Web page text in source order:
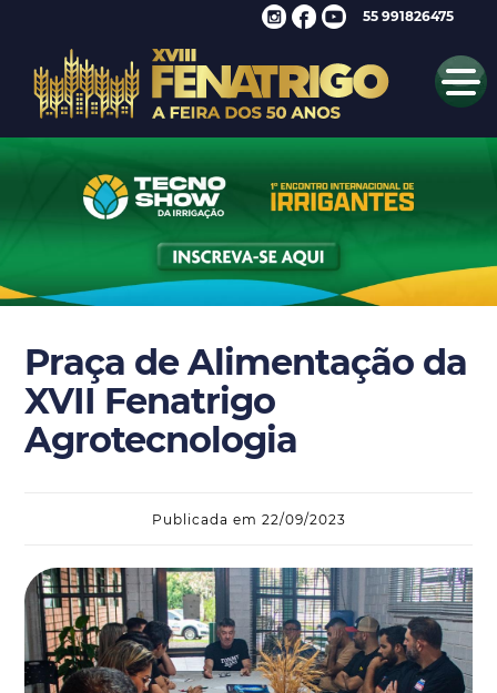
55 991826475
Praça de Alimentação da
XVII Fenatrigo
Agrotecnologia
Publicada em 22/09/2023